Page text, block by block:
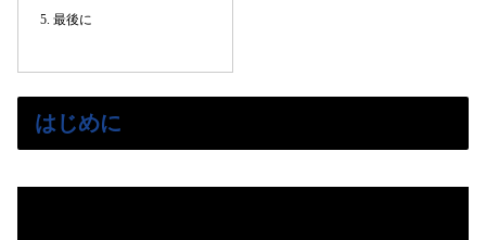
最後に
はじめに